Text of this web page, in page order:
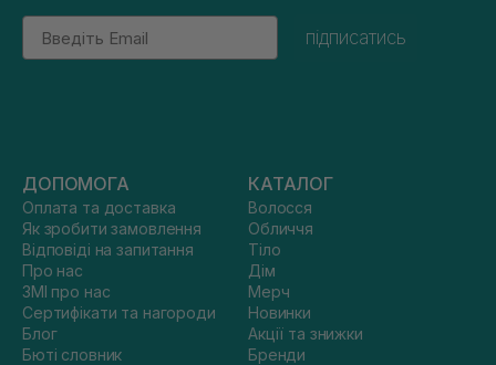
Email
підписатись
ДОПОМОГА
Оплата та доставка
Як зробити замовлення
Відповіді на запитання
Про нас
ЗМІ про нас
Сертифікати та нагороди
Блог
Бюті словник
КАТАЛОГ
Волосся
Обличчя
Тіло
Дім
Мерч
Новинки
Акції та знижки
Бренди